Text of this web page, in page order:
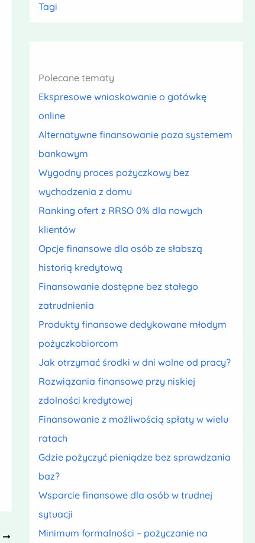
Tagi
Polecane tematy
Ekspresowe wnioskowanie o gotówkę
online
Alternatywne finansowanie poza systemem
bankowym
Wygodny proces pożyczkowy bez
wychodzenia z domu
Ranking ofert z RRSO 0% dla nowych
klientów
Opcje finansowe dla osób ze słabszą
historią kredytową
Finansowanie dostępne bez stałego
zatrudnienia
Produkty finansowe dedykowane młodym
pożyczkobiorcom
Jak otrzymać środki w dni wolne od pracy?
Rozwiązania finansowe przy niskiej
zdolności kredytowej
Finansowanie z możliwością spłaty w wielu
ratach
Gdzie pożyczyć pieniądze bez sprawdzania
baz?
Wsparcie finansowe dla osób w trudnej
sytuacji
Minimum formalności – pożyczanie na